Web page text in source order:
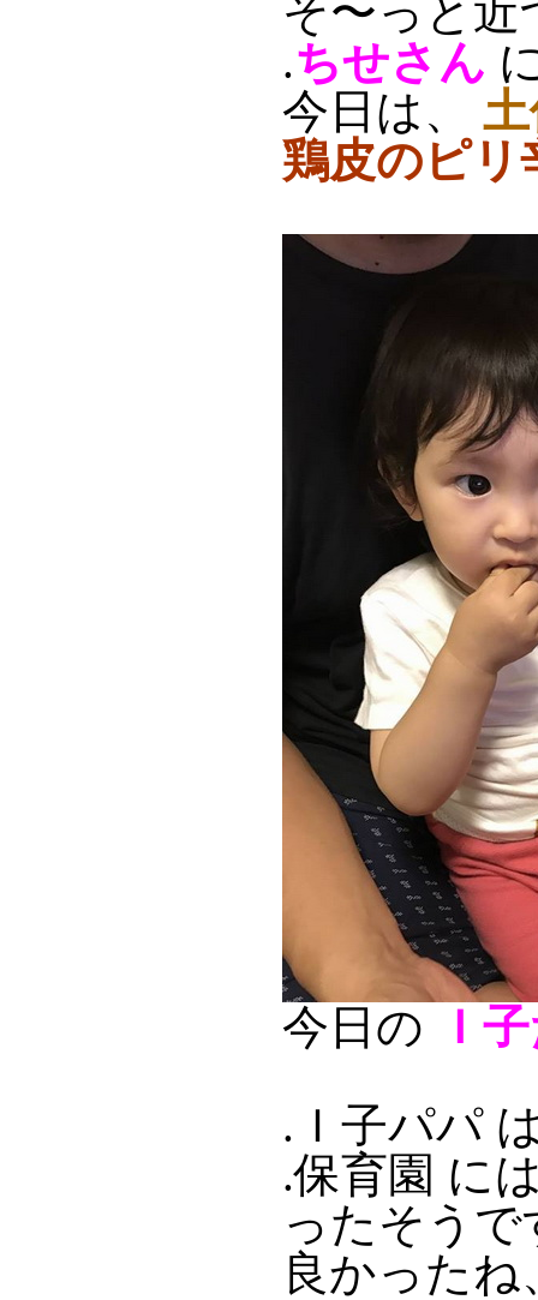
そ〜っと近
.ちせさん
今日は、
鶏皮のピリ
今日の
Ｉ
.Ｉ子パパ
.保育園 に
ったそうで
良かったね